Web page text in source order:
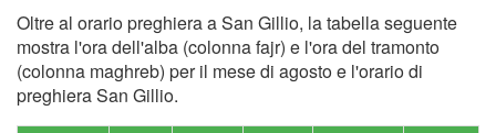
Oltre al orario preghiera a San Gillio, la tabella seguente
mostra l'ora dell'alba (colonna fajr) e l'ora del tramonto
(colonna maghreb) per il mese di agosto e l'orario di
preghiera San Gillio.